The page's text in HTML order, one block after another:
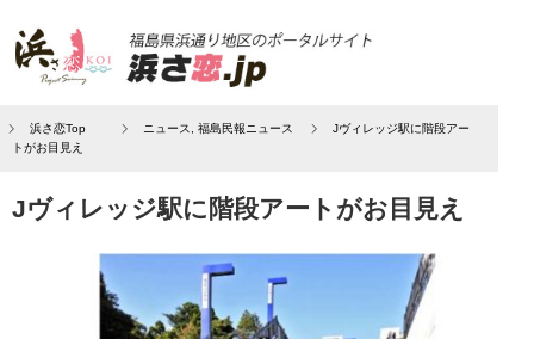
浜さ恋Top ニュース 福島民報ニュース
Jヴィレッジ駅に階段アー
トがお目見え
Jヴィレッジ駅に階段アートがお目見え